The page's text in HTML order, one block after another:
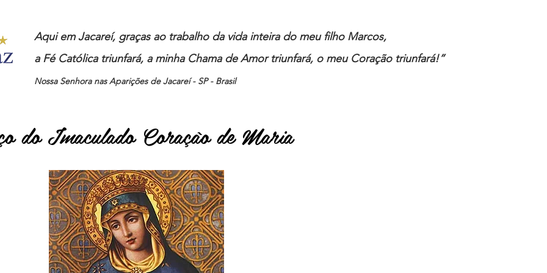
Aqui em Jacareí, graças ao trabalho da vida inteira do meu filho Marcos,
a Fé Católica triunfará, a minha Chama de Amor triunfará, o meu Coração triunfará!”
Nossa Senhora nas Aparições de Jacareí - SP - Brasil
do Imaculado Coração de Maria